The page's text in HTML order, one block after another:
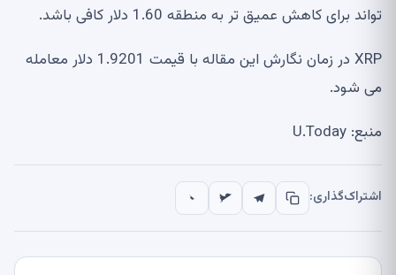
تواند برای کاهش عمیق تر به منطقه 1.60 دلار کافی باشد.
XRP در زمان نگارش این مقاله با قیمت 1.9201 دلار معامله
می شود.
منبع: U.Today
اشتراک‌گذاری: